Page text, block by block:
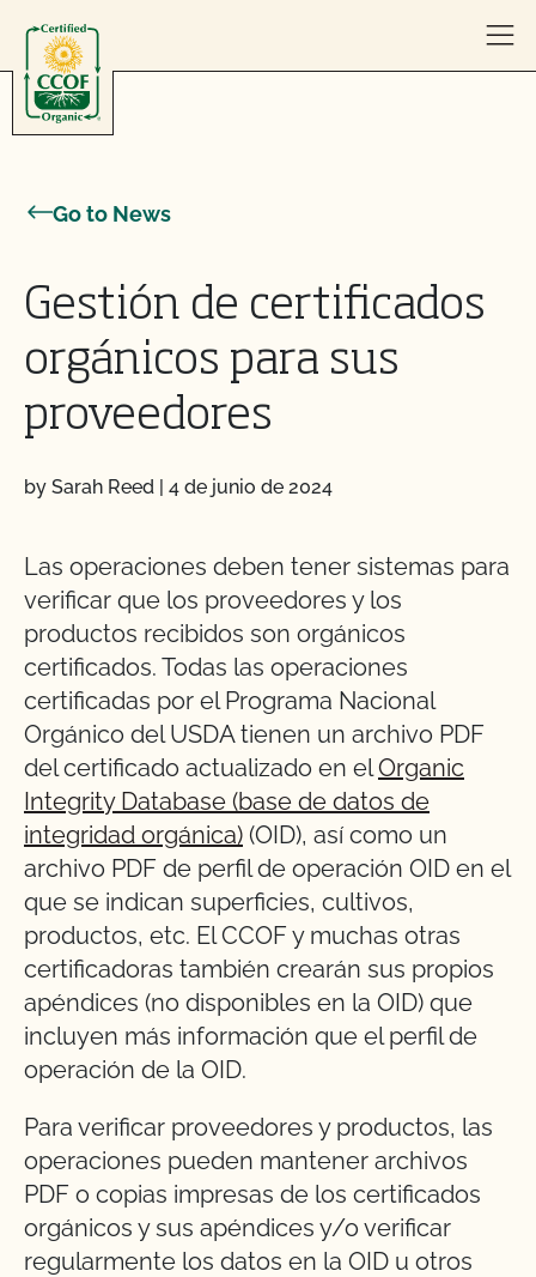
Go to News
Gestión de certificados
orgánicos para sus
proveedores
by Sarah Reed | 4 de junio de 2024
Las operaciones deben tener sistemas para
verificar que los proveedores y los
productos recibidos son orgánicos
certificados. Todas las operaciones
certificadas por el Programa Nacional
Orgánico del USDA tienen un archivo PDF
del certificado actualizado en elOrganic
Integrity Database (base de datos de
integridad orgánica) (OID), así como un
archivo PDF de perfil de operación OID en el
que se indican superficies, cultivos,
productos, etc. El CCOF y muchas otras
certificadoras también crearán sus propios
apéndices (no disponibles en la OID) que
incluyen más información que el perfil de
operación de la OID.
Para verificar proveedores y productos, las
operaciones pueden mantener archivos
PDF o copias impresas de los certificados
orgánicos y sus apéndices y/o verificar
regularmente los datos en la OID u otros